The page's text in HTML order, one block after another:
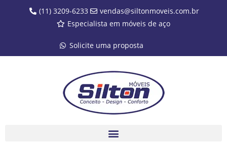
(11) 3209-6233
vendas@siltonmoveis.com.br
Especialista em móveis de aço
Solicite uma proposta